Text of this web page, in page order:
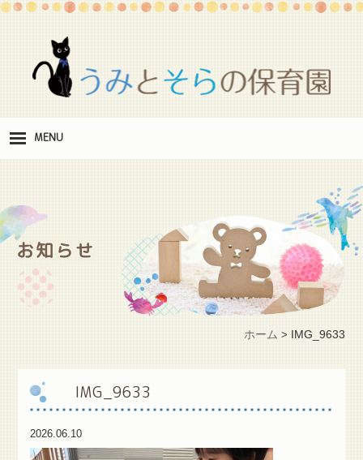
MENU
職
施 設紹介
護者様専用ブログ
お知らせ
ホーム > IMG_9633
IMG_9633
2026.06.10